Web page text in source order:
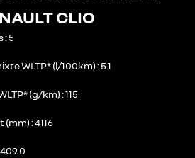
CLIO
5
WLTP* (l/100km) 5.1
(g/km) 115
(mm) 4116
409.0